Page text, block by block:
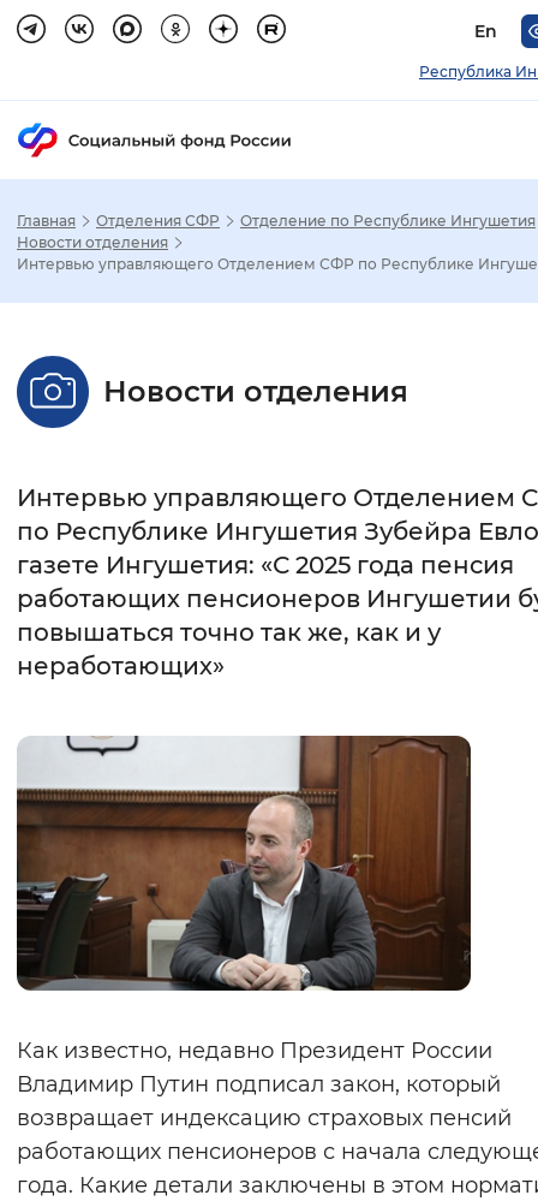
En
Республика
Настройка режима отображения
Стандартный Увеличенный
Без засечек С засечками
Интервал между буквами
Нормальный Увеличенный
Монохромный Инверсивный
Синий фон
Изображения
Включены Выключены
Звуковой ассистент
Главная Отделения СФР
Отделение по Республике Ингушетия
Новости отделения
Интервью управляющего Отделением СФР по Республике
Новости отделения
Интервью управляющего Отделением
по Республике Ингушетия Зубейра
газете Ингушетия: «С 2025 года пенсия
работающих пенсионеров Ингушетии
повышаться точно так же, как и у
неработающих»
Как известно, недавно Президент России
Владимир Путин подписал закон, который
возвращает индексацию страховых пенсий
работающих пенсионеров с начала
года. Какие детали заключены в этом